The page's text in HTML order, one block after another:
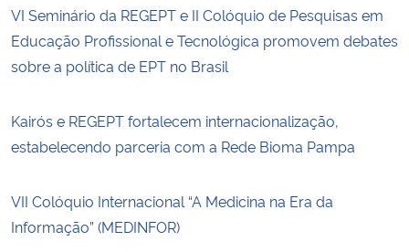
VI Seminário da REGEPT e II Colóquio de Pesquisas em
Educação Profissional e Tecnológica promovem debates
sobre a política de EPT no Brasil
Kairós e REGEPT fortalecem internacionalização,
estabelecendo parceria com a Rede Bioma Pampa
VII Colóquio Internacional “A Medicina na Era da
Informação” (MEDINFOR)